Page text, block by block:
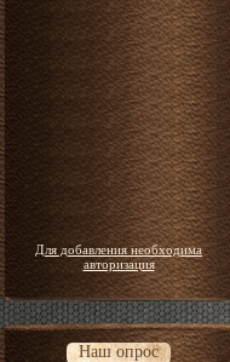
Для добавления необходима
авторизация
Наш опрос